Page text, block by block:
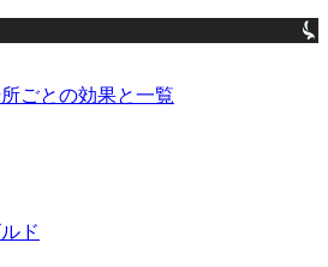
ごとの効果と一覧
ド